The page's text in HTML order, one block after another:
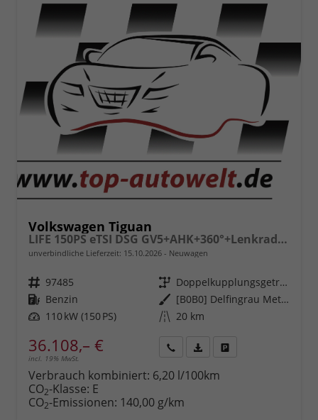
Volkswagen Tiguan
LIFE 150PS eTSI DSG GV5+AHK+360°+Lenkradheiz+IQ.Drive+ACC+App+eHeck+LED
unverbindliche Lieferzeit: 15.10.2026 Neuwagen
Fahrzeugnr. 97485 Getriebe
Doppelkupplungsgetriebe (DSG)
Kraftstoff Benzin Außenfarbe
[B0B0] Delfingrau Metallic
Leistung 110 kW (150 PS) Kilometerstand 20 km
36.108,– €
incl. 19% MwSt.
anfordern
Datei,
Verbrauch kombiniert: 6,20 l/100km
CO2-Klasse: E
CO2-Emissionen: 140,00 g/km